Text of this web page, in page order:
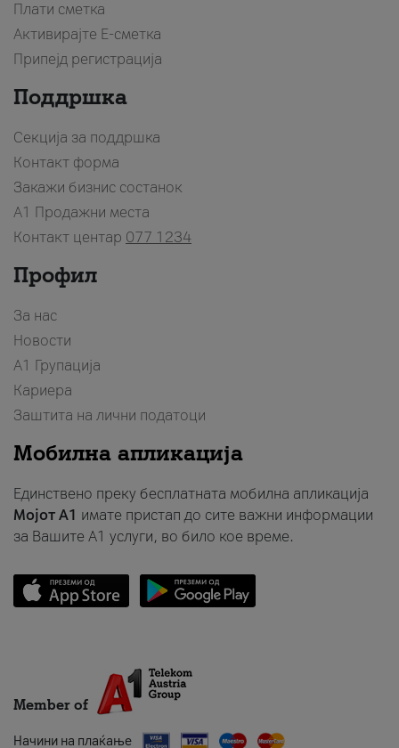
Плати сметка
Активирајте Е-сметка
Припејд регистрација
Поддршка
Секција за поддршка
Контакт форма
Закажи бизнис состанок
A1 Продажни места
Контакт центар 077 1234
Профил
За нас
Новости
А1 Групација
Кариера
Заштита на лични податоци
Мобилна апликација
Единствено преку бесплатната мобилна апликација
Мојот A1 имате пристап до сите важни информации
за Вашите A1 услуги, во било кое време.
Member of
Начини на плаќање